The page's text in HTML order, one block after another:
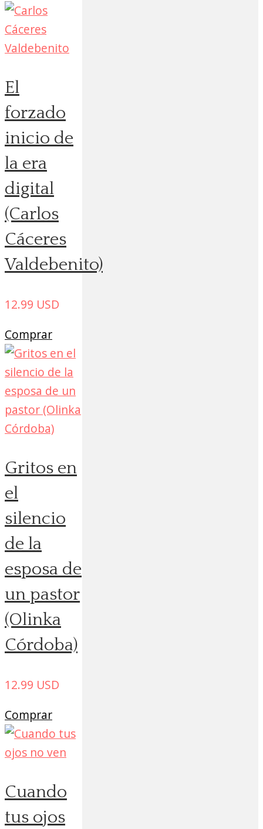
El
forzado
inicio de
la era
digital
(Carlos
Cáceres
Valdebenito)
12.99 USD
Comprar
Gritos en
el
silencio
de la
esposa de
un pastor
(Olinka
Córdoba)
12.99 USD
Comprar
Cuando
tus ojos